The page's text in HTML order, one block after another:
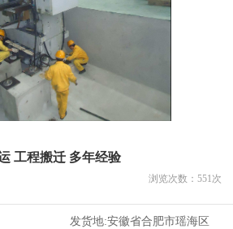
工程搬迁 多年经验
浏览次数： 551次
发货地:安徽省合肥市瑶海区